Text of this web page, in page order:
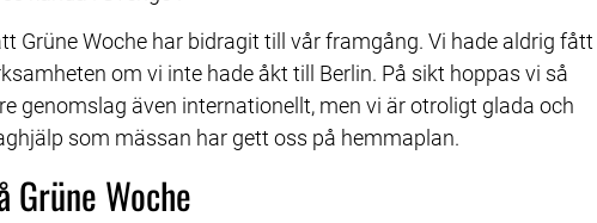
Grüne Woche har bidragit till vår framgång. Vi hade aldrig fått
om vi inte hade åkt till Berlin. På sikt hoppas vi så
genomslag även internationellt, men vi är otroligt glada och
som mässan har gett oss på hemmaplan.
Grüne Woche